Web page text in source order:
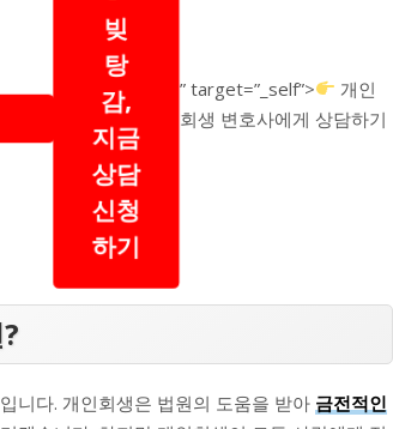
빚
탕
감,
지금
상담
신청
하기
” target=”_self”>
개인
회생 변호사에게 상담하기
니다. 개인회생은 법원의 도움을 받아 금전적인